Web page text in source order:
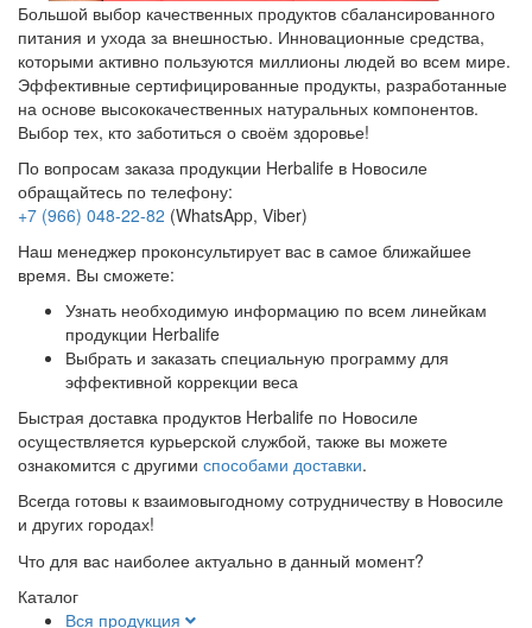
Большой выбор качественных продуктов сбалансированного
питания и ухода за внешностью. Инновационные средства,
которыми активно пользуются миллионы людей во всем мире.
Эффективные сертифицированные продукты, разработанные
на основе высококачественных натуральных компонентов.
Выбор тех, кто заботиться о своём здоровье!
По вопросам заказа продукции Herbalife в Новосиле
обращайтесь по телефону:
+7 (966) 048-22-82 (WhatsApp, Viber)
Наш менеджер проконсультирует вас в самое ближайшее
время. Вы сможете:
Узнать необходимую информацию по всем линейкам
продукции Herbalife
Выбрать и заказать специальную программу для
эффективной коррекции веса
Быстрая доставка продуктов Herbalife по Новосиле
осуществляется курьерской службой, также вы можете
ознакомится с другими способами доставки.
Всегда готовы к взаимовыгодному сотрудничеству в Новосиле
и других городах!
Что для вас наиболее актуально в данный момент?
Каталог
Вся продукция